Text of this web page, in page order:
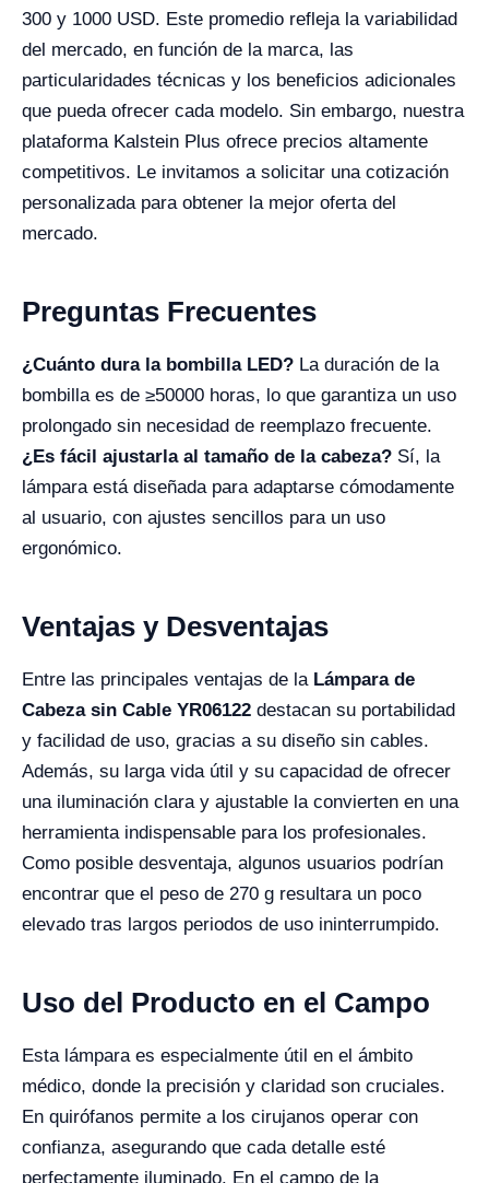
300 y 1000 USD. Este promedio refleja la variabilidad
del mercado, en función de la marca, las
particularidades técnicas y los beneficios adicionales
que pueda ofrecer cada modelo. Sin embargo, nuestra
plataforma Kalstein Plus ofrece precios altamente
competitivos. Le invitamos a solicitar una cotización
personalizada para obtener la mejor oferta del
mercado.
Preguntas Frecuentes
¿Cuánto dura la bombilla LED? La duración de la
bombilla es de ≥50000 horas, lo que garantiza un uso
prolongado sin necesidad de reemplazo frecuente.
¿Es fácil ajustarla al tamaño de la cabeza? Sí, la
lámpara está diseñada para adaptarse cómodamente
al usuario, con ajustes sencillos para un uso
ergonómico.
Ventajas y Desventajas
Entre las principales ventajas de la Lámpara de
Cabeza sin Cable YR06122 destacan su portabilidad
y facilidad de uso, gracias a su diseño sin cables.
Además, su larga vida útil y su capacidad de ofrecer
una iluminación clara y ajustable la convierten en una
herramienta indispensable para los profesionales.
Como posible desventaja, algunos usuarios podrían
encontrar que el peso de 270 g resultara un poco
elevado tras largos periodos de uso ininterrumpido.
Uso del Producto en el Campo
Esta lámpara es especialmente útil en el ámbito
médico, donde la precisión y claridad son cruciales.
En quirófanos permite a los cirujanos operar con
confianza, asegurando que cada detalle esté
perfectamente iluminado. En el campo de la